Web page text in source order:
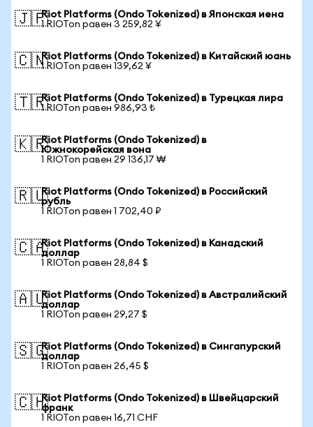
🇯🇵Riot Platforms (Ondo Tokenized) в Японская иена
1 RIOTon равен 3 259,82 ¥
🇨🇳Riot Platforms (Ondo Tokenized) в Китайский юань
1 RIOTon равен 139,62 ¥
🇹🇷Riot Platforms (Ondo Tokenized) в Турецкая лира
1 RIOTon равен 986,93 ₺
🇰🇷Riot Platforms (Ondo Tokenized) в
Южнокорейская вона
1 RIOTon равен 29 136,17 ₩
🇷🇺Riot Platforms (Ondo Tokenized) в Российский
рубль
1 RIOTon равен 1 702,40 ₽
🇨🇦Riot Platforms (Ondo Tokenized) в Канадский
доллар
1 RIOTon равен 28,84 $
🇦🇺Riot Platforms (Ondo Tokenized) в Австралийский
доллар
1 RIOTon равен 29,27 $
🇸🇬Riot Platforms (Ondo Tokenized) в Сингапурский
доллар
1 RIOTon равен 26,45 $
🇨🇭Riot Platforms (Ondo Tokenized) в Швейцарский
франк
1 RIOTon равен 16,71 CHF